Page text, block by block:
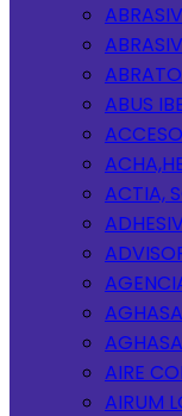
ABUS
ACTIA,
AIRE
AIRUM